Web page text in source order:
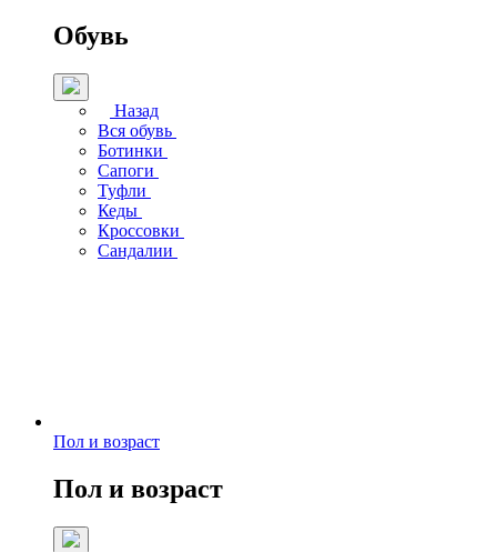
Обувь
Назад
Вся обувь
Ботинки
Сапоги
Туфли
Кеды
Кроссовки
Сандалии
Пол и возраст
Пол и возраст